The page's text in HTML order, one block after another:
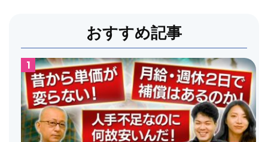
おすすめ記事